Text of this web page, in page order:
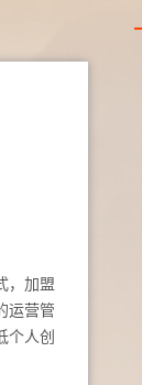
，加盟
运营管
个人创